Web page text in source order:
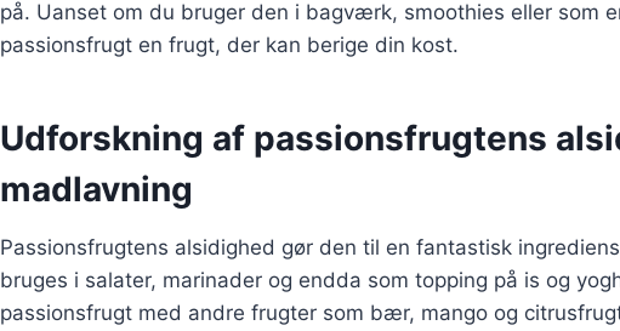
på. Uanset om du bruger den i bagværk, smoothies eller som
passionsfrugt en frugt, der kan berige din kost.
Udforskning af passionsfrugtens
madlavning
Passionsfrugtens alsidighed gør den til en fantastisk
bruges i salater, marinader og endda som topping på is og
passionsfrugt med andre frugter som bær, mango og